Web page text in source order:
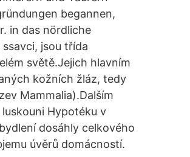
begannen,
in das nördliche
jsou třída
světě.Jejich hlavním
kožních žláz, tedy
Mammalia).Dalším
Hypotéku v
dosáhly celkového
úvěrů domácností.